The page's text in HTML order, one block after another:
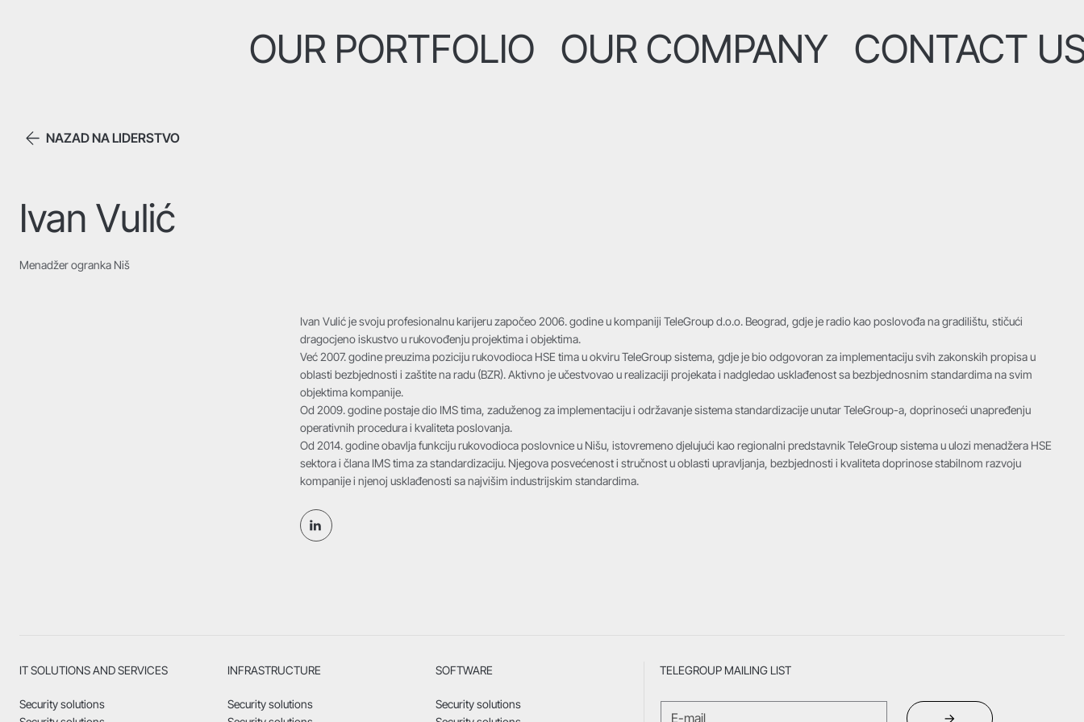
OUR PORTFOLIO OUR COMPANY CONTACT
NAZAD NA LIDERSTVO
Ivan Vulić je svoju profesionalnu karijeru započeo 2006. godine u kompaniji TeleGroup d.o.o. Beograd, gdje je radio kao poslovođa na gradilištu, stičući
dragocjeno iskustvo u rukovođenju projektima i objektima.
Već 2007. godine preuzima poziciju rukovodioca HSE tima u okviru TeleGroup sistema, gdje je bio odgovoran za implementaciju svih zakonskih propisa u
oblasti bezbjednosti i zaštite na radu (BZR). Aktivno je učestvovao u realizaciji projekata i nadgledao usklađenost sa bezbjednosnim standardima na svim
objektima kompanije.
Od 2009. godine postaje dio IMS tima, zaduženog za implementaciju i održavanje sistema standardizacije unutar TeleGroup-a, doprinoseći unapređenju
operativnih procedura i kvaliteta poslovanja.
Od 2014. godine obavlja funkciju rukovodioca poslovnice u Nišu, istovremeno djelujući kao regionalni predstavnik TeleGroup sistema u ulozi menadžera HSE
sektora i člana IMS tima za standardizaciju. Njegova posvećenost i stručnost u oblasti upravljanja, bezbjednosti i kvaliteta doprinose stabilnom razvoju
kompanije i njenoj usklađenosti sa najvišim industrijskim standardima.
Ivan Vulić
Menadžer ogranka Niš
IT SOLUTIONS AND SERVICES
Security solutions
INFRASTRUCTURE
Security solutions
SOFTWARE
Security solutions
TELEGROUP MAILING LIST
→